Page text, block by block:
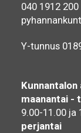
040 1912 200
Y-tunnus
maanantai -
9.00-11.00 ja
perjantai